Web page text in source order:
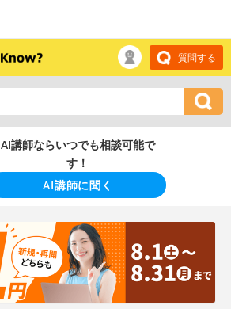
質問する
AI講師ならいつでも相談可能で
す！
AI講師に聞く